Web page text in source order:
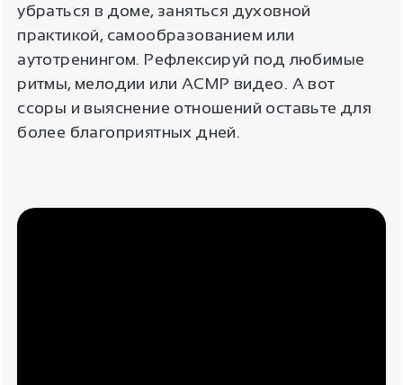
убраться в доме, заняться духовной
практикой, самообразованием или
аутотренингом. Рефлексируй под любимые
ритмы, мелодии или АСМР видео. А вот
ссоры и выяснение отношений оставьте для
более благоприятных дней.